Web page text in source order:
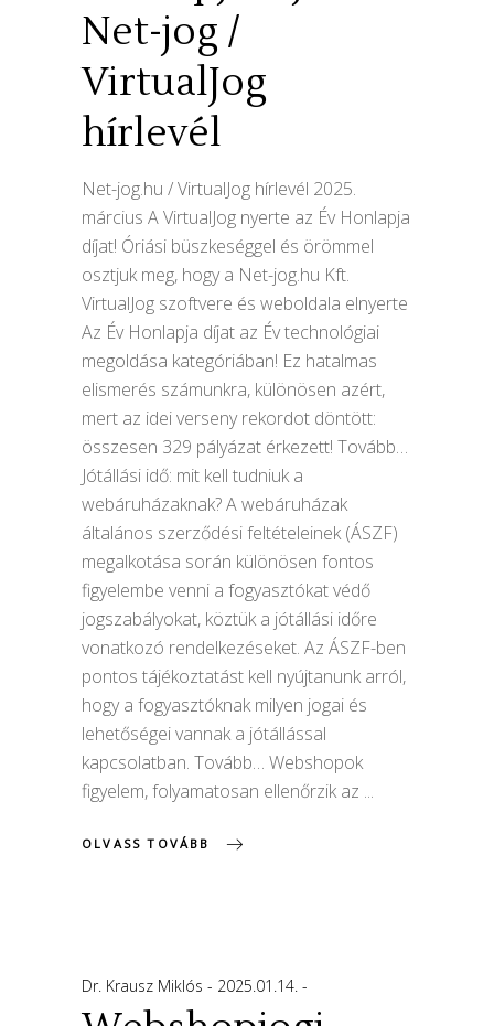
Net-jog /
VirtualJog
hírlevél
Net-jog.hu / VirtualJog hírlevél 2025.
március A VirtualJog nyerte az Év Honlapja
díjat! Óriási büszkeséggel és örömmel
osztjuk meg, hogy a Net-jog.hu Kft.
VirtualJog szoftvere és weboldala elnyerte
Az Év Honlapja díjat az Év technológiai
megoldása kategóriában! Ez hatalmas
elismerés számunkra, különösen azért,
mert az idei verseny rekordot döntött:
összesen 329 pályázat érkezett! Tovább…
Jótállási idő: mit kell tudniuk a
webáruházaknak? A webáruházak
általános szerződési feltételeinek (ÁSZF)
megalkotása során különösen fontos
figyelembe venni a fogyasztókat védő
jogszabályokat, köztük a jótállási időre
vonatkozó rendelkezéseket. Az ÁSZF-ben
pontos tájékoztatást kell nyújtanunk arról,
hogy a fogyasztóknak milyen jogai és
lehetőségei vannak a jótállással
kapcsolatban. Tovább… Webshopok
figyelem, folyamatosan ellenőrzik az
OLVASS TOVÁBB
Dr. Krausz Miklós 2025.01.14.